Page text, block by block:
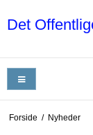
Det
Forside / Nyheder